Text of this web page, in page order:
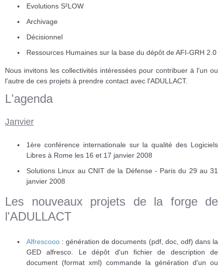
Evolutions S²LOW
Archivage
Décisionnel
Ressources Humaines sur la base du dépôt de AFI-GRH 2.0
Nous invitons les collectivités intéressées pour contribuer à l'un ou
l'autre de ces projets à prendre contact avec l'ADULLACT.
L'agenda
Janvier
1ère conférence internationale sur la qualité des Logiciels
Libres à Rome les 16 et 17 janvier 2008
Solutions Linux au CNIT de la Défense - Paris du 29 au 31
janvier 2008
Les nouveaux projets de la forge de
l'ADULLACT
Alfrescooo : génération de documents (pdf, doc, odf) dans la
GED alfresco. Le dépôt d'un fichier de description de
document (format xml) commande la génération d'un ou